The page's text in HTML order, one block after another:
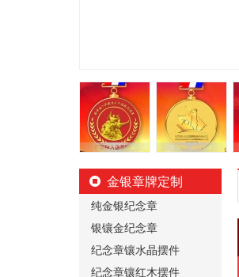
金银章牌定制
纯金银纪念章
银镶金纪念章
纪念章镶水晶摆件
纪念章镶红木摆件